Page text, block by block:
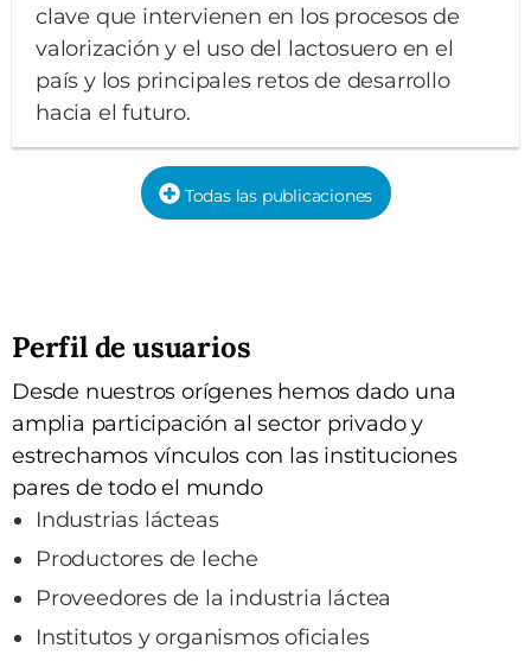
clave que intervienen en los procesos de
valorización y el uso del lactosuero en el
país y los principales retos de desarrollo
hacia el futuro.
Todas las publicaciones
Perfil de usuarios
Desde nuestros orígenes hemos dado una
amplia participación al sector privado y
estrechamos vínculos con las instituciones
pares de todo el mundo
Industrias lácteas
Productores de leche
Proveedores de la industria láctea
Institutos y organismos oficiales